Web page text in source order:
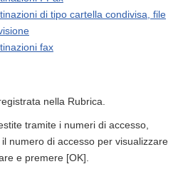
di tipo cartella condivisa, file
fax
nella Rubrica.
tramite i numeri di accesso,
numero di accesso per visualizzare
e premere [OK].